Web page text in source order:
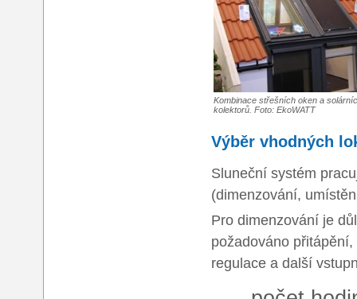
Kombinace střešních oken a
kolektorů. Foto: EkoWATT
Výběr vhodných
Sluneční systém
(dimenzování,
Pro dimenzování je
požadováno
regulace a další